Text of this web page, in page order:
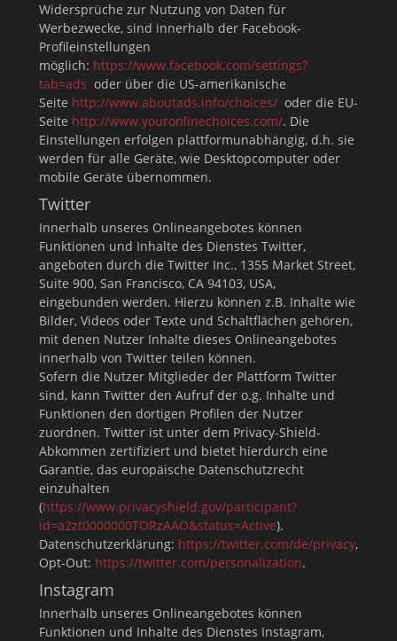
Widersprüche zur Nutzung von Daten für
Werbezwecke, sind innerhalb der Facebook-
Profileinstellungen
möglich: https://www.facebook.com/settings?
tab=ads oder über die US-amerikanische
Seite http://www.aboutads.info/choices/ oder die EU-
Seite http://www.youronlinechoices.com/. Die
Einstellungen erfolgen plattformunabhängig, d.h. sie
werden für alle Geräte, wie Desktopcomputer oder
mobile Geräte übernommen.
Twitter
Innerhalb unseres Onlineangebotes können
Funktionen und Inhalte des Dienstes Twitter,
angeboten durch die Twitter Inc., 1355 Market Street,
Suite 900, San Francisco, CA 94103, USA,
eingebunden werden. Hierzu können z.B. Inhalte wie
Bilder, Videos oder Texte und Schaltflächen gehören,
mit denen Nutzer Inhalte dieses Onlineangebotes
innerhalb von Twitter teilen können.
Sofern die Nutzer Mitglieder der Plattform Twitter
sind, kann Twitter den Aufruf der o.g. Inhalte und
Funktionen den dortigen Profilen der Nutzer
zuordnen. Twitter ist unter dem Privacy-Shield-
Abkommen zertifiziert und bietet hierdurch eine
Garantie, das europäische Datenschutzrecht
einzuhalten
(https://www.privacyshield.gov/participant?
id=a2zt0000000TORzAAO&status=Active).
Datenschutzerklärung: https://twitter.com/de/privacy,
Opt-Out: https://twitter.com/personalization.
Instagram
Innerhalb unseres Onlineangebotes können
Funktionen und Inhalte des Dienstes Instagram,